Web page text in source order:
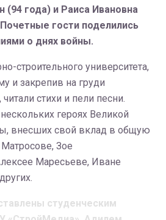
(94 года) и Раиса Ивановна
гости поделились
о днях войны.
строительного университета,
и закрепив на груди
стихи и пели песни.
героях Великой
внесших свой вклад в общую
Зое
Маресьеве, Иване
студенческим